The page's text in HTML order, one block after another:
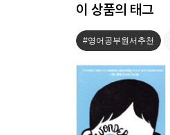
이 상품의 태그
#영어공부원서추천